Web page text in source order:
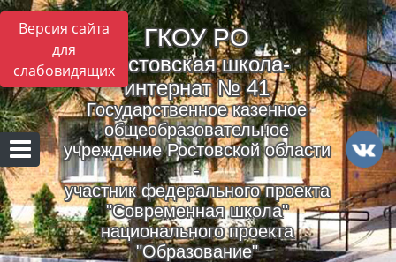
Версия сайта
для
слабовидящих
ГКОУ РO
Ростовская школа-
интернат № 41
Государственное казенное
общеобразовательное
учреждение Ростовской области
-
участник федерального проекта
"Современная школа"
национального проекта
"Образование"